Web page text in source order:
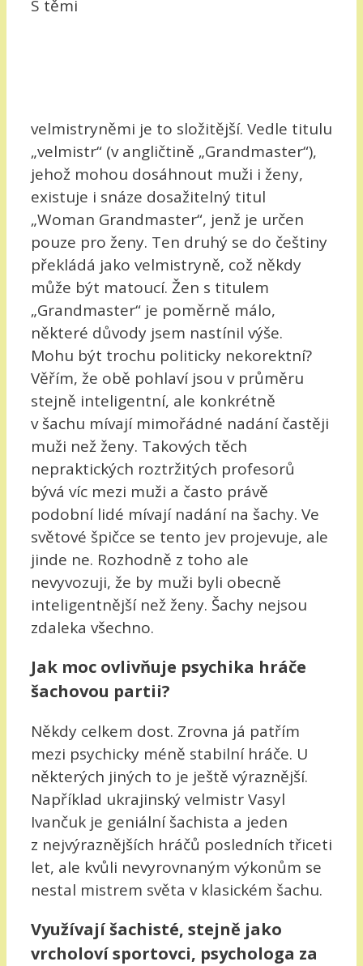
S těmi
velmistryněmi je to složitější. Vedle titulu
„velmistr“ (v angličtině „Grandmaster“),
jehož mohou dosáhnout muži i ženy,
existuje i snáze dosažitelný titul
„Woman Grandmaster“, jenž je určen
pouze pro ženy. Ten druhý se do češtiny
překládá jako velmistryně, což někdy
může být matoucí. Žen s titulem
„Grandmaster“ je poměrně málo,
některé důvody jsem nastínil výše.
Mohu být trochu politicky nekorektní?
Věřím, že obě pohlaví jsou v průměru
stejně inteligentní, ale konkrétně
v šachu mívají mimořádné nadání častěji
muži než ženy. Takových těch
nepraktických roztržitých profesorů
bývá víc mezi muži a často právě
podobní lidé mívají nadání na šachy. Ve
světové špičce se tento jev projevuje, ale
jinde ne. Rozhodně z toho ale
nevyvozuji, že by muži byli obecně
inteligentnější než ženy. Šachy nejsou
zdaleka všechno.
Jak moc ovlivňuje psychika hráče
šachovou partii?
Někdy celkem dost. Zrovna já patřím
mezi psychicky méně stabilní hráče. U
některých jiných to je ještě výraznější.
Například ukrajinský velmistr Vasyl
Ivančuk je geniální šachista a jeden
z nejvýraznějších hráčů posledních třiceti
let, ale kvůli nevyrovnaným výkonům se
nestal mistrem světa v klasickém šachu.
Využívají šachisté, stejně jako
vrcholoví sportovci, psychologa za